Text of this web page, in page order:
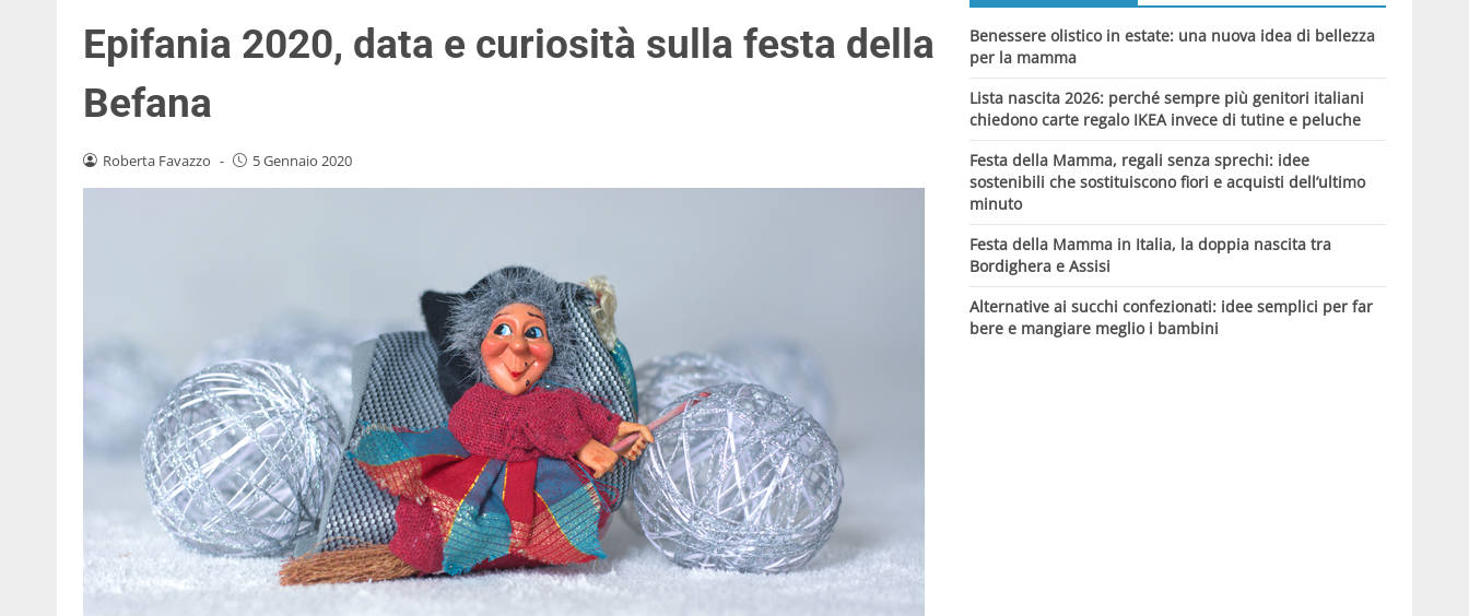
Epifania 2020, data e curiosità sulla festa della
Befana
Roberta Favazzo - 5 Gennaio 2020
Benessere olistico in estate: una nuova idea di bellezza
per la mamma
Lista nascita 2026: perché sempre più genitori italiani
chiedono carte regalo IKEA invece di tutine e peluche
Festa della Mamma, regali senza sprechi: idee
sostenibili che sostituiscono fiori e acquisti dell’ultimo
minuto
Festa della Mamma in Italia, la doppia nascita tra
Bordighera e Assisi
Alternative ai succhi confezionati: idee semplici per far
bere e mangiare meglio i bambini